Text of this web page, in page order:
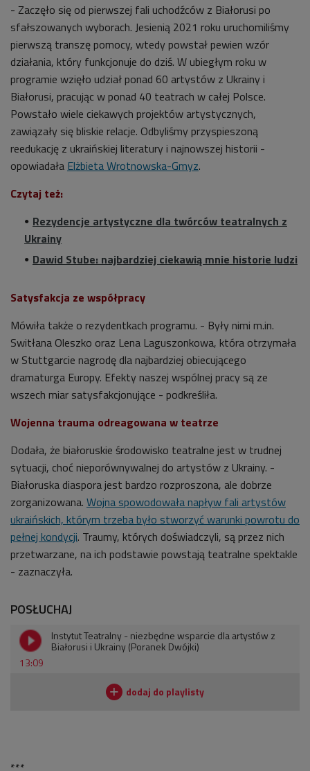
- Zaczęło się od pierwszej fali uchodźców z Białorusi po
sfałszowanych wyborach. Jesienią 2021 roku uruchomiliśmy
pierwszą transzę pomocy, wtedy powstał pewien wzór
działania, który funkcjonuje do dziś. W ubiegłym roku w
programie wzięło udział ponad 60 artystów z Ukrainy i
Białorusi, pracując w ponad 40 teatrach w całej Polsce.
Powstało wiele ciekawych projektów artystycznych,
zawiązały się bliskie relacje. Odbyliśmy przyspieszoną
reedukację z ukraińskiej literatury i najnowszej historii -
opowiadała Elżbieta Wrotnowska-Gmyz.
Czytaj też:
Rezydencje artystyczne dla twórców teatralnych z
Ukrainy
Dawid Stube: najbardziej ciekawią mnie historie ludzi
Satysfakcja ze współpracy
Mówiła także o rezydentkach programu. - Były nimi m.in.
Switłana Oleszko oraz Lena Laguszonkowa, która otrzymała
w Stuttgarcie nagrodę dla najbardziej obiecującego
dramaturga Europy. Efekty naszej wspólnej pracy są ze
wszech miar satysfakcjonujące - podkreśliła.
Wojenna trauma odreagowana w teatrze
Dodała, że białoruskie środowisko teatralne jest w trudnej
sytuacji, choć nieporównywalnej do artystów z Ukrainy. -
Białoruska diaspora jest bardzo rozproszona, ale dobrze
zorganizowana. Wojna spowodowała napływ fali artystów
ukraińskich, którym trzeba było stworzyć warunki powrotu do
pełnej kondycji. Traumy, których doświadczyli, są przez nich
przetwarzane, na ich podstawie powstają teatralne spektakle
- zaznaczyła.
POSŁUCHAJ
13:09
Instytut Teatralny - niezbędne wsparcie dla artystów z
Białorusi i Ukrainy (Poranek Dwójki)
***